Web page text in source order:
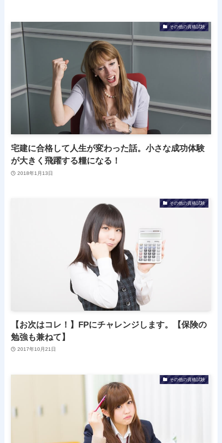
その他の資格試験
宅建に合格して人生が変わった話。小さな成功体験
が大きく飛躍する糧になる！
2018年1月13日
その他の資格試験
【お次はコレ！】FPにチャレンジします。【保険の
勉強も兼ねて】
2017年10月21日
その他の資格試験